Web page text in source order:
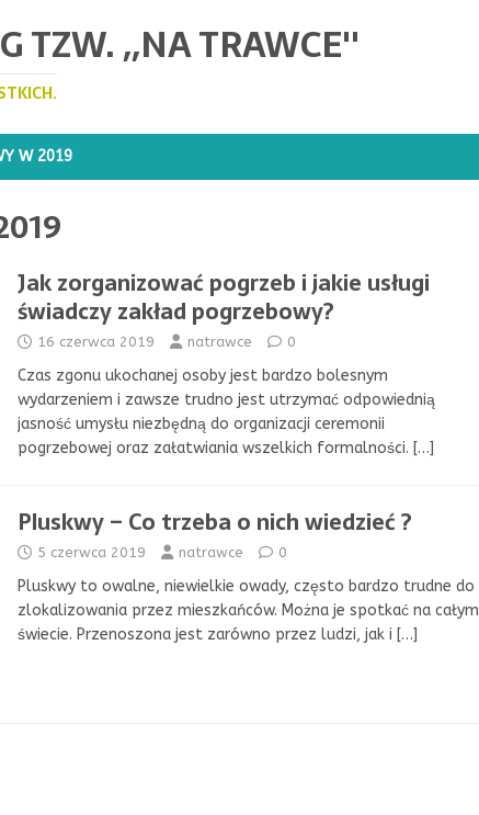
TZW. ,,NA TRAWCE''
W 2019
Jak zorganizować pogrzeb i jakie usługi
świadczy zakład pogrzebowy?
16 czerwca 2019 natrawce 0
Czas zgonu ukochanej osoby jest bardzo bolesnym
wydarzeniem i zawsze trudno jest utrzymać odpowiednią
jasność umysłu niezbędną do organizacji ceremonii
pogrzebowej oraz załatwiania wszelkich formalności. […]
Pluskwy – Co trzeba o nich wiedzieć ?
5 czerwca 2019 natrawce 0
Pluskwy to owalne, niewielkie owady, często bardzo trudne do
zlokalizowania przez mieszkańców. Można je spotkać na całym
świecie. Przenoszona jest zarówno przez ludzi, jak i […]